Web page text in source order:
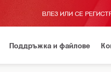
ВЛЕЗ ИЛИ СЕ
Поддръжка и файлове